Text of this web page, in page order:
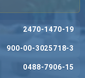
2470-1470-19
900-00-3025718-3
0488-7906-15